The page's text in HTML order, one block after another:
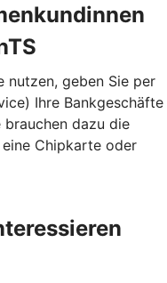
nutzen, geben Sie per
Ihre Bankgeschäfte
brauchen dazu die
Chipkarte oder